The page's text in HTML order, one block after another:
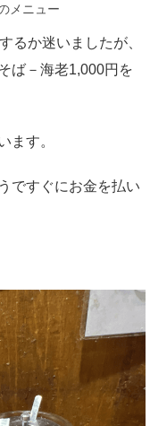
メニュー
るか迷いましたが、
ば－海老1,000円を
ます。
ですぐにお金を払い